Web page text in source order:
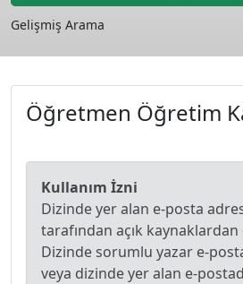
Gelişmiş Arama
Öğretmen Öğretim
Kullanım İzni
Dizinde yer alan e-posta
tarafından açık
Dizinde sorumlu yazar e-
veya dizinde yer alan e-